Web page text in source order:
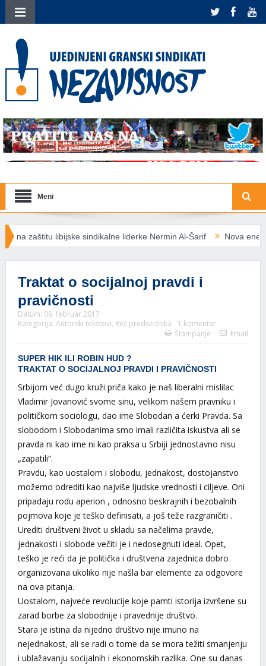
Meni
libijske sindikalne liderke Nermin Al-Šarif Nova energetska
Traktat o socijalnoj pravdi i
pravičnosti
Datum: 09. februar 2017
Kategorija: Autorski tekstovi, Reč predsednika
1 komentar
Štampanje
Email
SUPER HIK ILI ROBIN HUD ?
TRAKTAT O SOCIJALNOJ PRAVDI I PRAVIČNOSTI
Srbijom već dugo kruži priča kako je naš liberalni mislilac
Vladimir Jovanović svome sinu, velikom našem pravniku i
političkom sociologu, dao ime Slobodan a ćerki Pravda. Sa
slobodom i Slobodanima smo imali različita iskustva ali se
pravda ni kao ime ni kao praksa u Srbiji jednostavno nisu
„zapatili“.
Pravdu, kao uostalom i slobodu, jednakost, dostojanstvo
možemo odrediti kao najviše ljudske vrednosti i ciljeve. Oni
pripadaju rodu aperion , odnosno beskrajnih i bezobalnih
pojmova koje je teško definisati, a još teže razgraničiti .
Urediti društveni život u skladu sa načelima pravde,
jednakosti i slobode večiti je i nedosegnuti ideal. Opet,
teško je reći da je politička i društvena zajednica dobro
organizovana ukoliko nije našla bar elemente za odgovore
na ova pitanja.
Uostalom, najveće revolucije koje pamti istorija izvršene su
zarad borbe za slobodnije i pravednije društvo.
Stara je istina da nijedno društvo nije imuno na
nejednakost, ali se radi o tome da se mora težiti smanjenju
i ublažavanju socijalnih i ekonomskih razlika. One su danas